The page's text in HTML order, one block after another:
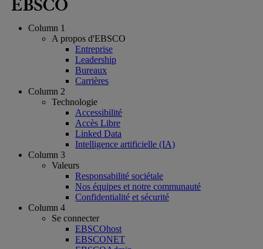
Column 1
A propos d'EBSCO
Entreprise
Leadership
Bureaux
Carrières
Column 2
Technologie
Accessibilité
Accès Libre
Linked Data
Intelligence artificielle (IA)
Column 3
Valeurs
Responsabilité sociétale
Nos équipes et notre communauté
Confidentialité et sécurité
Column 4
Se connecter
EBSCOhost
EBSCONET